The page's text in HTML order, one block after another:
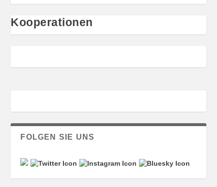
Kooperationen
FOLGEN SIE UNS